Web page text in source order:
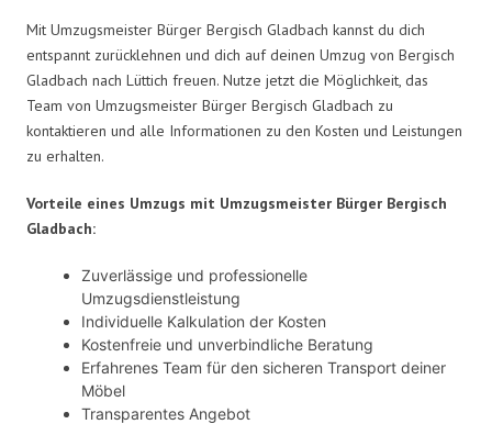
Mit Umzugsmeister Bürger Bergisch Gladbach kannst du dich
entspannt zurücklehnen und dich auf deinen Umzug von Bergisch
Gladbach nach Lüttich freuen. Nutze jetzt die Möglichkeit, das
Team von Umzugsmeister Bürger Bergisch Gladbach zu
kontaktieren und alle Informationen zu den Kosten und Leistungen
zu erhalten.
Vorteile eines Umzugs mit Umzugsmeister Bürger Bergisch
Gladbach:
Zuverlässige und professionelle
Umzugsdienstleistung
Individuelle Kalkulation der Kosten
Kostenfreie und unverbindliche Beratung
Erfahrenes Team für den sicheren Transport deiner
Möbel
Transparentes Angebot